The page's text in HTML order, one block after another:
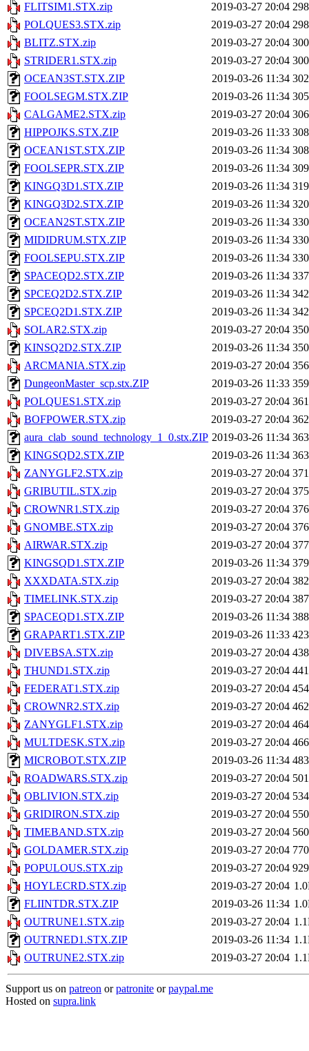
FLITSIM1.STX.zip
2019-03-27 20:04
POLQUES3.STX.zip
2019-03-27 20:04
BLITZ.STX.zip
2019-03-27 20:04
STRIDER1.STX.zip
2019-03-27 20:04
OCEAN3ST.STX.ZIP
2019-03-26 11:34
FOOLSEGM.STX.ZIP
2019-03-26 11:34
CALGAME2.STX.zip
2019-03-27 20:04
HIPPOJKS.STX.ZIP
2019-03-26 11:33
OCEAN1ST.STX.ZIP
2019-03-26 11:34
FOOLSEPR.STX.ZIP
2019-03-26 11:34
KINGQ3D1.STX.ZIP
2019-03-26 11:34
KINGQ3D2.STX.ZIP
2019-03-26 11:34
OCEAN2ST.STX.ZIP
2019-03-26 11:34
MIDIDRUM.STX.ZIP
2019-03-26 11:34
FOOLSEPU.STX.ZIP
2019-03-26 11:34
SPACEQD2.STX.ZIP
2019-03-26 11:34
SPCEQ2D2.STX.ZIP
2019-03-26 11:34
SPCEQ2D1.STX.ZIP
2019-03-26 11:34
SOLAR2.STX.zip
2019-03-27 20:04
KINSQ2D2.STX.ZIP
2019-03-26 11:34
ARCMANIA.STX.zip
2019-03-27 20:04
DungeonMaster_scp.stx.ZIP
2019-03-26 11:33
POLQUES1.STX.zip
2019-03-27 20:04
BOFPOWER.STX.zip
2019-03-27 20:04
aura_clab_sound_technology_1_0.stx.ZIP 2019-03-26 11:34
KINGSQD2.STX.ZIP
2019-03-26 11:34
ZANYGLF2.STX.zip
2019-03-27 20:04
GRIBUTIL.STX.zip
2019-03-27 20:04
CROWNR1.STX.zip
2019-03-27 20:04
GNOMBE.STX.zip
2019-03-27 20:04
AIRWAR.STX.zip
2019-03-27 20:04
KINGSQD1.STX.ZIP
2019-03-26 11:34
XXXDATA.STX.zip
2019-03-27 20:04
TIMELINK.STX.zip
2019-03-27 20:04
SPACEQD1.STX.ZIP
2019-03-26 11:34
GRAPART1.STX.ZIP
2019-03-26 11:33
DIVEBSA.STX.zip
2019-03-27 20:04
THUND1.STX.zip
2019-03-27 20:04
FEDERAT1.STX.zip
2019-03-27 20:04
CROWNR2.STX.zip
2019-03-27 20:04
ZANYGLF1.STX.zip
2019-03-27 20:04
MULTDESK.STX.zip
2019-03-27 20:04
MICROBOT.STX.ZIP
2019-03-26 11:34
ROADWARS.STX.zip
2019-03-27 20:04
OBLIVION.STX.zip
2019-03-27 20:04
GRIDIRON.STX.zip
2019-03-27 20:04
TIMEBAND.STX.zip
2019-03-27 20:04
GOLDAMER.STX.zip
2019-03-27 20:04
POPULOUS.STX.zip
2019-03-27 20:04
HOYLECRD.STX.zip
2019-03-27 20:04
FLIINTDR.STX.ZIP
2019-03-26 11:34
OUTRUNE1.STX.zip
2019-03-27 20:04
OUTRNED1.STX.ZIP
2019-03-26 11:34
OUTRUNE2.STX.zip
2019-03-27 20:04
Support us on patreon orpatronite orpaypal.me
Hosted on supra.link